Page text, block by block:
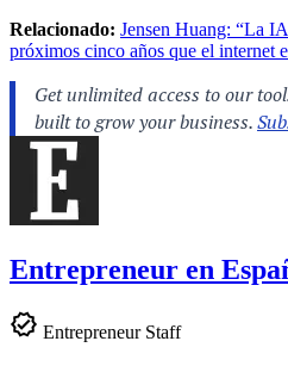
Relacionado: Jensen Huang: “La
próximos cinco años que el internet
Entrepreneur en
Entrepreneur Staff